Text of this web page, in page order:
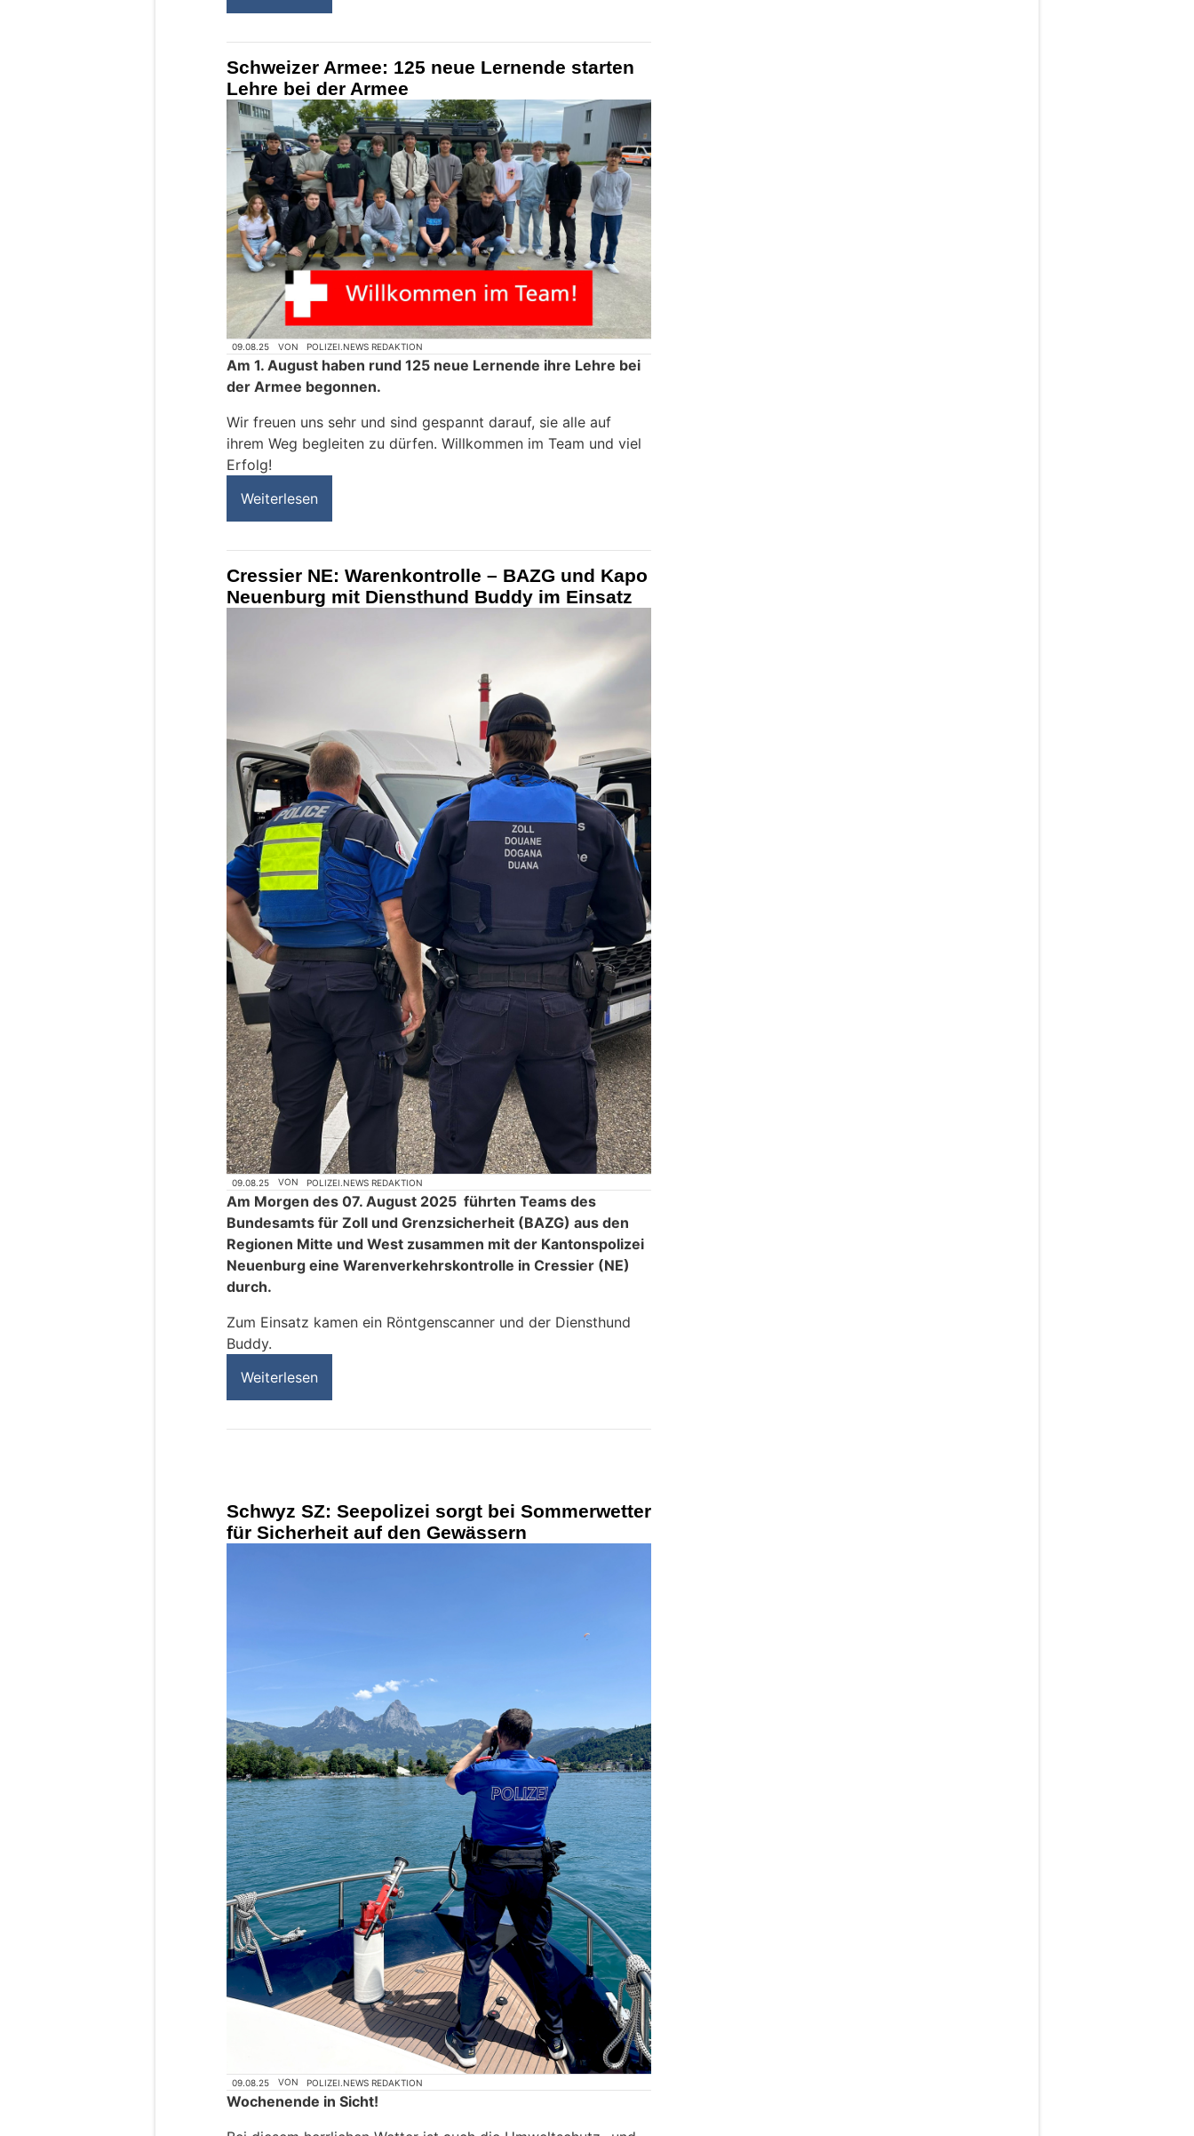
Schweizer Armee: 125 neue Lernende starten
Lehre bei der Armee
09.08.25 VON POLIZEI.NEWS REDAKTION
Am 1. August haben rund 125 neue Lernende ihre Lehre bei
der Armee begonnen.
Wir freuen uns sehr und sind gespannt darauf, sie alle auf
ihrem Weg begleiten zu dürfen. Willkommen im Team und viel
Erfolg!
Weiterlesen
Cressier NE: Warenkontrolle – BAZG und Kapo
Neuenburg mit Diensthund Buddy im Einsatz
09.08.25 VON POLIZEI.NEWS REDAKTION
Am Morgen des 07. August 2025 führten Teams des
Bundesamts für Zoll und Grenzsicherheit (BAZG) aus den
Regionen Mitte und West zusammen mit der Kantonspolizei
Neuenburg eine Warenverkehrskontrolle in Cressier (NE)
durch.
Zum Einsatz kamen ein Röntgenscanner und der Diensthund
Buddy.
Weiterlesen
Schwyz SZ: Seepolizei sorgt bei Sommerwetter
für Sicherheit auf den Gewässern
09.08.25 VON POLIZEI.NEWS REDAKTION
Wochenende in Sicht!